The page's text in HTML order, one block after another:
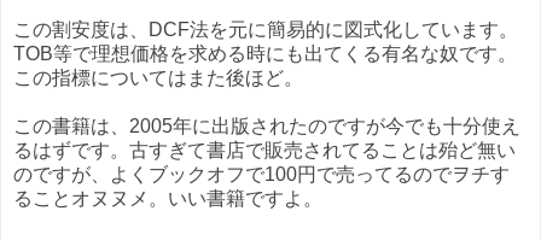
この割安度は、DCF法を元に簡易的に図式化しています。
TOB等で理想価格を求める時にも出てくる有名な奴です。
この指標についてはまた後ほど。
この書籍は、2005年に出版されたのですが今でも十分使え
るはずです。古すぎて書店で販売されてることは殆ど無い
のですが、よくブックオフで100円で売ってるのでヲチす
ることオヌヌメ。いい書籍ですよ。